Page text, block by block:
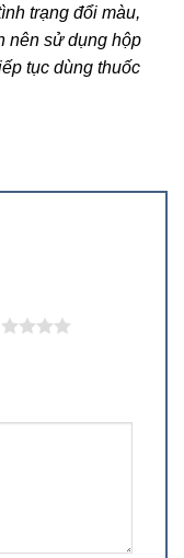
trạng đổi màu,
nên sử dụng hộp
tục dùng thuốc